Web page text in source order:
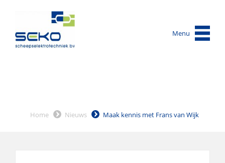
Menu
Home Nieuws Maak kennis met Frans van Wijk